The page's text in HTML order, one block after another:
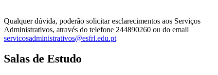
Qualquer dúvida, poderão solicitar esclarecimentos aos Serviços
Administrativos, através do telefone 244890260 ou do email
servicosadministrativos@esfrl.edu.pt
Salas de Estudo